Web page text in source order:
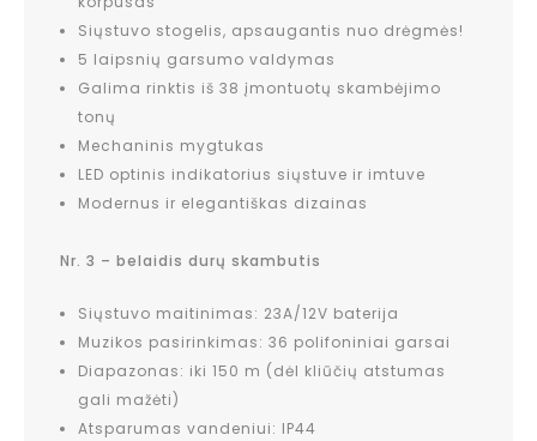
Siųstuvo stogelis, apsaugantis nuo drėgmės!
5 laipsnių garsumo valdymas
Galima rinktis iš 38 įmontuotų skambėjimo
tonų
Mechaninis mygtukas
LED optinis indikatorius siųstuve ir imtuve
Modernus ir elegantiškas dizainas
Nr. 3 – belaidis durų skambutis
Siųstuvo maitinimas: 23A/12V baterija
Muzikos pasirinkimas: 36 polifoniniai garsai
Diapazonas: iki 150 m (dėl kliūčių atstumas
gali mažėti)
Atsparumas vandeniui: IP44